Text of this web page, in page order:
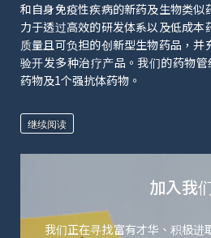
和自身免疫性疾病的新药及生物类似
力于透过高效的研发体系以及低成本
质量且可负担的创新型生物药品，
验开发多种治疗产品。我们的药物
药物及1个强抗体药物。
继续阅读
加入我
我们正在寻找富有才华、积极进